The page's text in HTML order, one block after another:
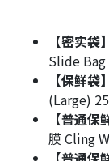
【密实
Slide
【保鲜袋
(Large)
【普通
膜 Cling